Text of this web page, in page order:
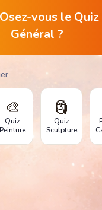
Osez-vous le Quiz
Général ?
🎨
Quiz
Peinture
🗿
Quiz
Sculpture